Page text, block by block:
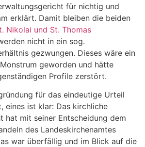
für nichtig und
erklärt. Damit bleiben die beiden
Nikolai und St. Thomas
nicht in ein sog.
gezwungen. Dieses wäre ein
geworden und hätte
Profile zerstört.
für das eindeutige Urteil
eines ist klar: Das kirchliche
hat mit seiner Entscheidung dem
des Landeskirchenamtes
war überfällig und im Blick auf die